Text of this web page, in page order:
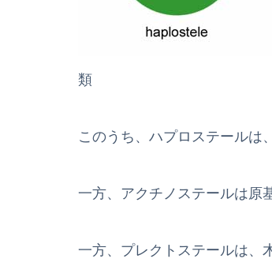
類
このうち、ハプロステールは
一方、アクチノステールは原
一方、プレクトステールは、